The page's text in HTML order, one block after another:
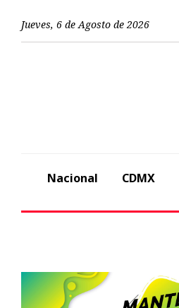
Jueves, 6 de Agosto de 2026
Nacional CDMX